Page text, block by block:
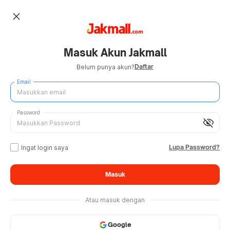
close
Masuk Akun Jakmall
Belum punya akun?Daftar
Email
visibility_off
Password
Ingat login saya Lupa Password?
Masuk
Atau masuk dengan
Google